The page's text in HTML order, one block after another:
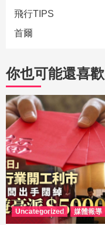
飛行TIPS
首爾
你也可能還喜歡
Uncategorized 媒體報導